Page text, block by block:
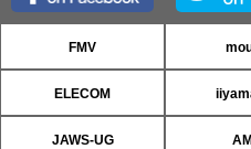
FMV
ELECOM
JAWS-UG